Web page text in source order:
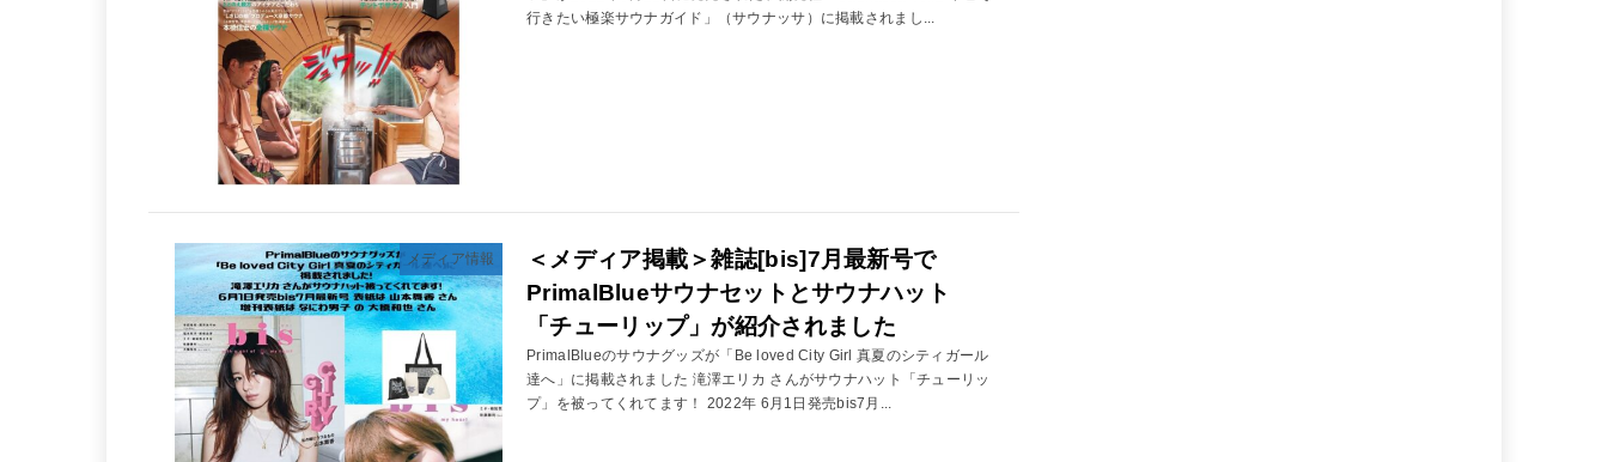
行きたい極楽サウナガイド」（サウナッサ）に掲載されまし...
メディア情報
＜メディア掲載＞雑誌[bis]7月最新号で
PrimalBlueサウナセットとサウナハット
「チューリップ」が紹介されました
PrimalBlueのサウナグッズが「Be loved City Girl 真夏のシティガール
達へ」に掲載されました 滝澤エリカ さんがサウナハット「チューリッ
プ」を被ってくれてます！ 2022年 6月1日発売bis7月...